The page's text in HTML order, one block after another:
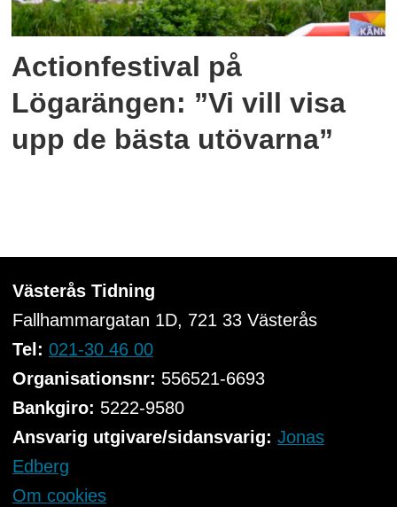
Actionfestival på
Lögarängen: ”Vi vill visa
upp de bästa utövarna”
Västerås Tidning
Fallhammargatan 1D, 721 33Västerås
Tel: 021-30 46 00
Organisationsnr: 556521-6693
Bankgiro: 5222-9580
Ansvarig utgivare/sidansvarig: Jonas
Edberg
Om cookies